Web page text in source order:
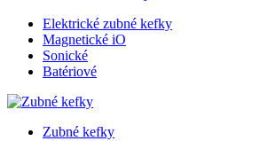
Elektrické zubné kefky
Magnetické iO
Sonické
Batériové
Zubné kefky